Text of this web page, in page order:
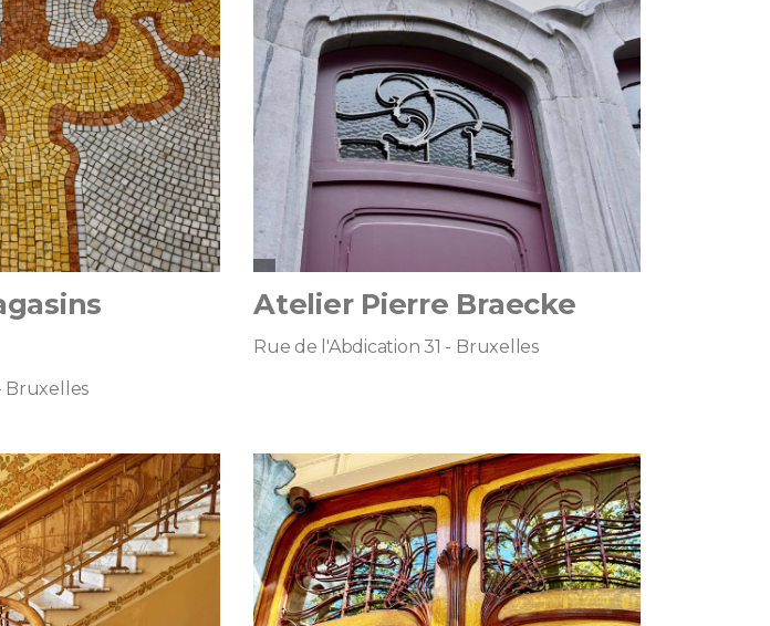
Bruxelles
Atelier Pierre Braecke
Rue de l'Abdication 31 - Bruxelles